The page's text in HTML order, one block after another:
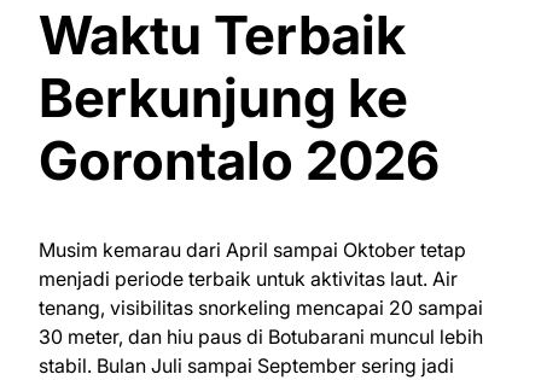
Waktu Terbaik
Berkunjung ke
Gorontalo 2026
Musim kemarau dari April sampai Oktober tetap
menjadi periode terbaik untuk aktivitas laut. Air
tenang, visibilitas snorkeling mencapai 20 sampai
30 meter, dan hiu paus di Botubarani muncul lebih
stabil. Bulan Juli sampai September sering jadi